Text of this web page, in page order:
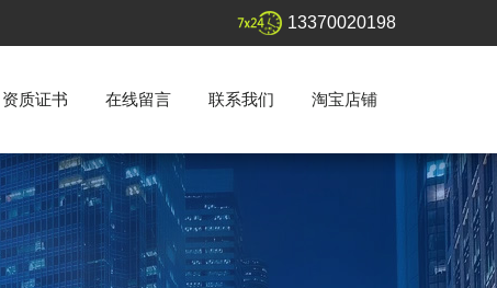
13370020198
资质证书 在线留言 联系我们 淘宝店铺